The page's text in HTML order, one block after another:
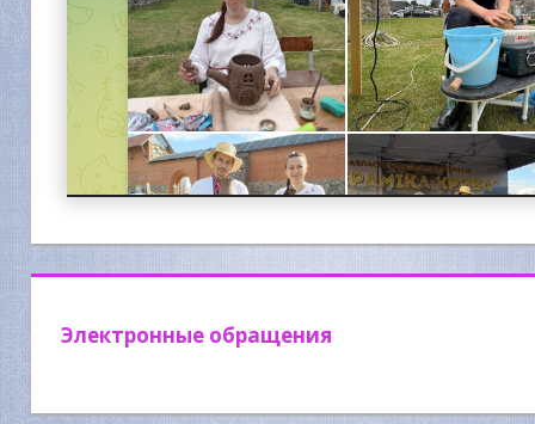
Электронные обращения